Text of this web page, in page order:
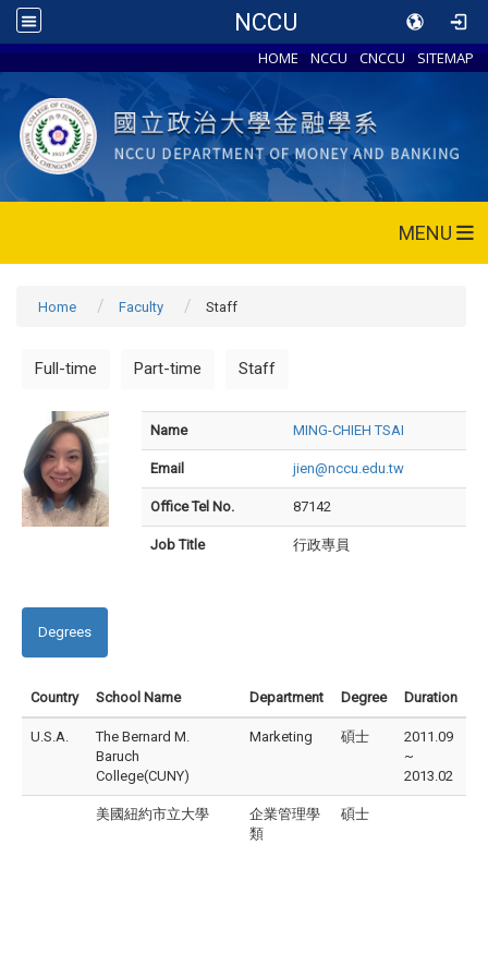
NCCU
HOME NCCU CNCCU SITEMAP
MENU
Home Faculty Staff
Full-time Part-time Staff
Name MING-CHIEH TSAI
Email jien@nccu.edu.tw
Office Tel No. 87142
Job Title 行政專員
Degrees
Country School Name Department Degree Duration
U.S.A.
The Bernard M.
Baruch
College(CUNY)
Marketing 碩士
2011.09
~
2013.02
美國紐約市立大學
企業管理學
類
碩士